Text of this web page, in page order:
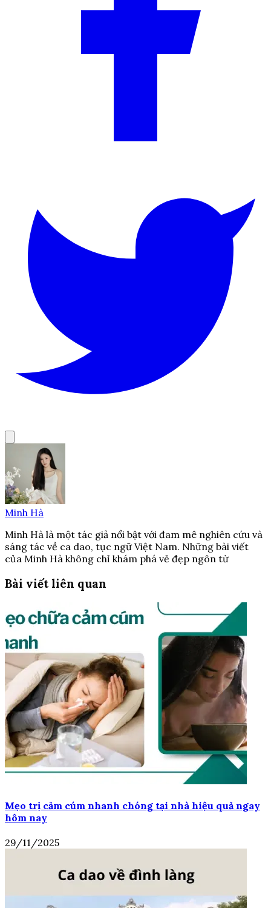
Minh Hà
Minh Hà là một tác giả nổi bật với đam mê nghiên cứu và
sáng tác về ca dao, tục ngữ Việt Nam. Những bài viết
của Minh Hà không chỉ khám phá vẻ đẹp ngôn từ
Bài viết liên quan
Mẹo trị cảm cúm nhanh chóng tại nhà hiệu quả ngay
hôm nay
29/11/2025